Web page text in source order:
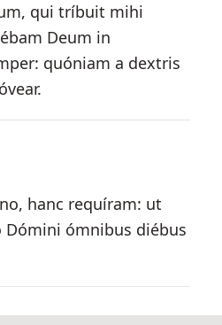
qui tríbuit mihi
Deum in
quóniam a dextris
hanc requíram: ut
ómnibus diébus